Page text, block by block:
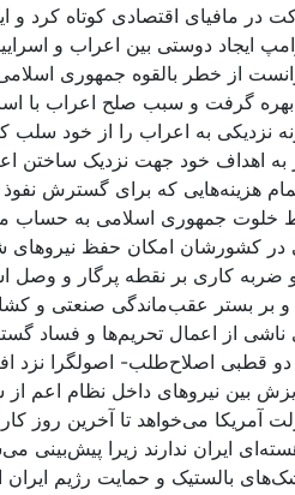
مافیای اقتصادی کوتاه کرد و
ایجاد دوستی بین اعراب و
از خطر بالقوه جمهوری
نزدیکی به اعراب را از خود
خود جهت نزدیک ساختن
هزینه‌هایی که برای گسترش
خلوت جمهوری اسلامی به حساب
در کشورشان امکان حفظ
کاری بر نقطه پرگار و وصل
بستر عقب‌ماندگی صنعتی و
از اعمال تحریم‌ها و فساد
اصلاح‌طلب- اصولگرا نزد
نیروهای داخل نظام اعم
ایران ندارند زیرا
بالستیک و حمایت رژیم